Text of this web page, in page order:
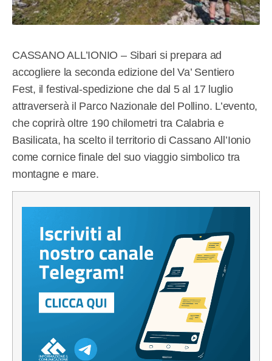
CASSANO ALL’IONIO – Sibari si prepara ad
accogliere la seconda edizione del Va’ Sentiero
Fest, il festival-spedizione che dal 5 al 17 luglio
attraverserà il Parco Nazionale del Pollino. L’evento,
che coprirà oltre 190 chilometri tra Calabria e
Basilicata, ha scelto il territorio di Cassano All’Ionio
come cornice finale del suo viaggio simbolico tra
montagne e mare.